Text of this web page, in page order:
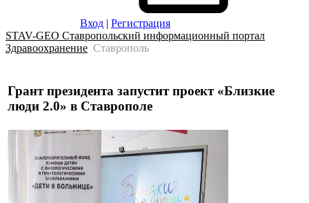
Вход | Регистрация
STAV-GEO Ставропольский информационный портал
Здравоохранение Ставрополь
Грант президента запустит проект «Близкие
люди 2.0» в Ставрополе